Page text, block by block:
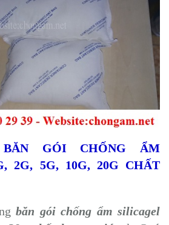
BĂN GÓI CHỐNG ẨM
2G, 5G, 10G, 20G CHẤT
băn gói chống ẩm silicagel